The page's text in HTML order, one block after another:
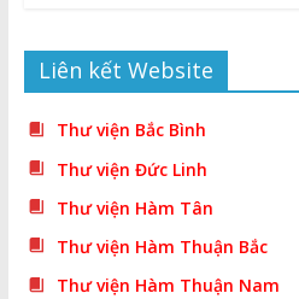
Liên kết Website
Thư viện Bắc Bình
Thư viện Đức Linh
Thư viện Hàm Tân
Thư viện Hàm Thuận Bắc
Thư viện Hàm Thuận Nam